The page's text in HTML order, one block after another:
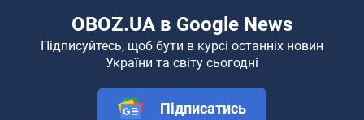
OBOZ.UA в Google News
Підписуйтесь, щоб бути в курсі останніх новин
України та світу сьогодні
Підписатись